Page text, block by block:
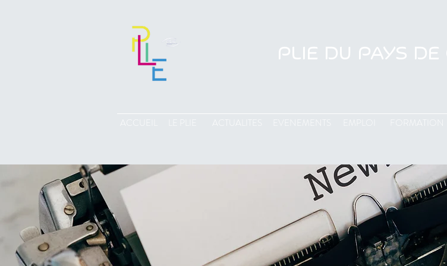
PLIE DU PAYS DE
ACTUALITES EVENEMENTS FORMATION